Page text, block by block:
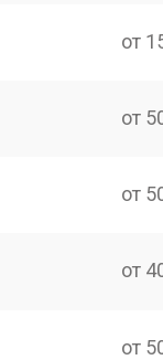
от
от
от
от
от